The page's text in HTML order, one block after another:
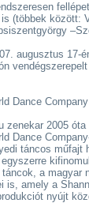
(többek között:
augusztus 17-
Dance Company
zenekar 2005
Dance
táncos
a magyar
is, amely a
nyújt